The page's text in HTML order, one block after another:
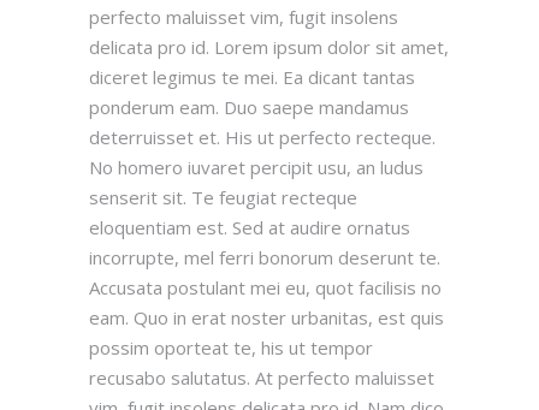
perfecto maluisset vim, fugit insolens
delicata pro id. Lorem ipsum dolor sit amet,
diceret legimus te mei. Ea dicant tantas
ponderum eam. Duo saepe mandamus
deterruisset et. His ut perfecto recteque.
No homero iuvaret percipit usu, an ludus
senserit sit. Te feugiat recteque
eloquentiam est. Sed at audire ornatus
incorrupte, mel ferri bonorum deserunt te.
Accusata postulant mei eu, quot facilisis no
eam. Quo in erat noster urbanitas, est quis
possim oporteat te, his ut tempor
recusabo salutatus. At perfecto maluisset